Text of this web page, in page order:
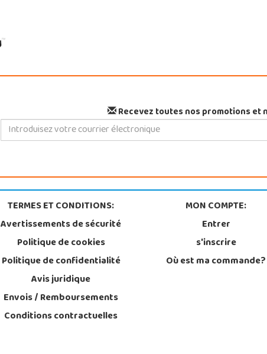
Recevez toutes nos promotions et
TERMES ET CONDITIONS:
Avertissements de sécurité
Politique de cookies
Politique de confidentialité
Avis juridique
Envois / Remboursements
Conditions contractuelles
MON COMPTE:
Entrer
s'inscrire
Où est ma commande?